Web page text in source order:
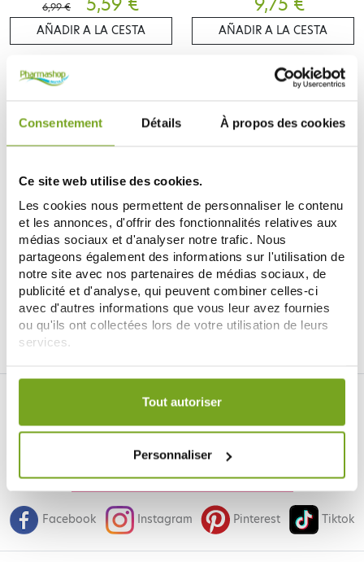
Consentement Détails À propos des cookies
Ce site web utilise des cookies.
Les cookies nous permettent de personnaliser le contenu
et les annonces, d'offrir des fonctionnalités relatives aux
médias sociaux et d'analyser notre trafic. Nous
partageons également des informations sur l'utilisation de
notre site avec nos partenaires de médias sociaux, de
publicité et d'analyse, qui peuvent combiner celles-ci
avec d'autres informations que vous leur avez fournies
ou qu'ils ont collectées lors de votre utilisation de leurs
services.
Votre choix de consentement est conservé pendant une
Tout autoriser
Personnaliser
6,99 €
AÑADIR A LA CESTA AÑADIR A LA CESTA
INNOXA
INNOXA BASE SILICIUM SOIN
DES ONGLES 11ML
7,95 €
AÑADIR A LA CESTA
Je souhaite m'inscrire à la newsletter
Facebook Instagram Pinterest Tiktok